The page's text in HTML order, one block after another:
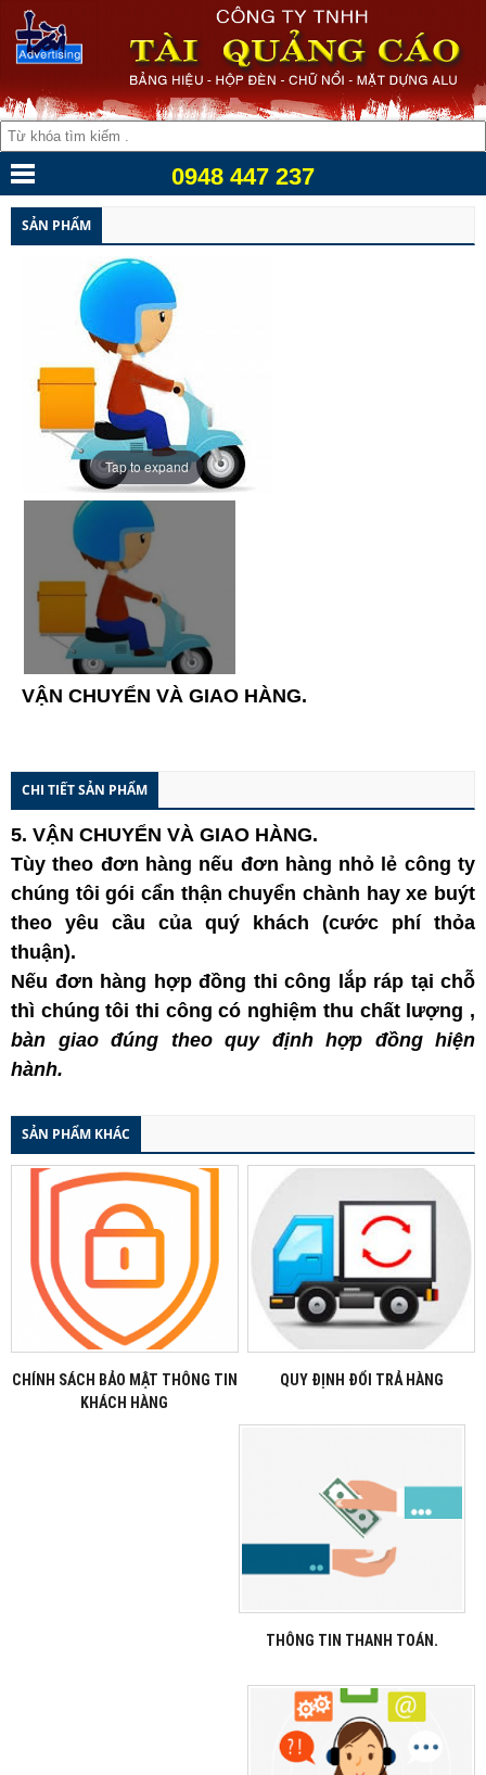
0948 447 237
SẢN PHẨM
Tap to expand
VẬN CHUYỂN VÀ GIAO HÀNG.
CHI TIẾT SẢN PHẨM
5. VẬN CHUYỂN VÀ GIAO HÀNG.
Tùy theo đơn hàng nếu đơn hàng nhỏ lẻ công ty
chúng tôi gói cẩn thận chuyển chành hay xe buýt
theo yêu cầu của quý khách (cước phí thỏa
thuận).
Nếu đơn hàng hợp đồng thi công lắp ráp tại chỗ
thì chúng tôi thi công có nghiệm thu chất lượng ,
bàn giaođúng theo quy định hợp đồng hiện
hành.
SẢN PHẨM KHÁC
CHÍNH SÁCH BẢO MẬT THÔNG TIN
KHÁCH HÀNG
QUY ĐỊNH ĐỔI TRẢ HÀNG
THÔNG TIN THANH TOÁN.